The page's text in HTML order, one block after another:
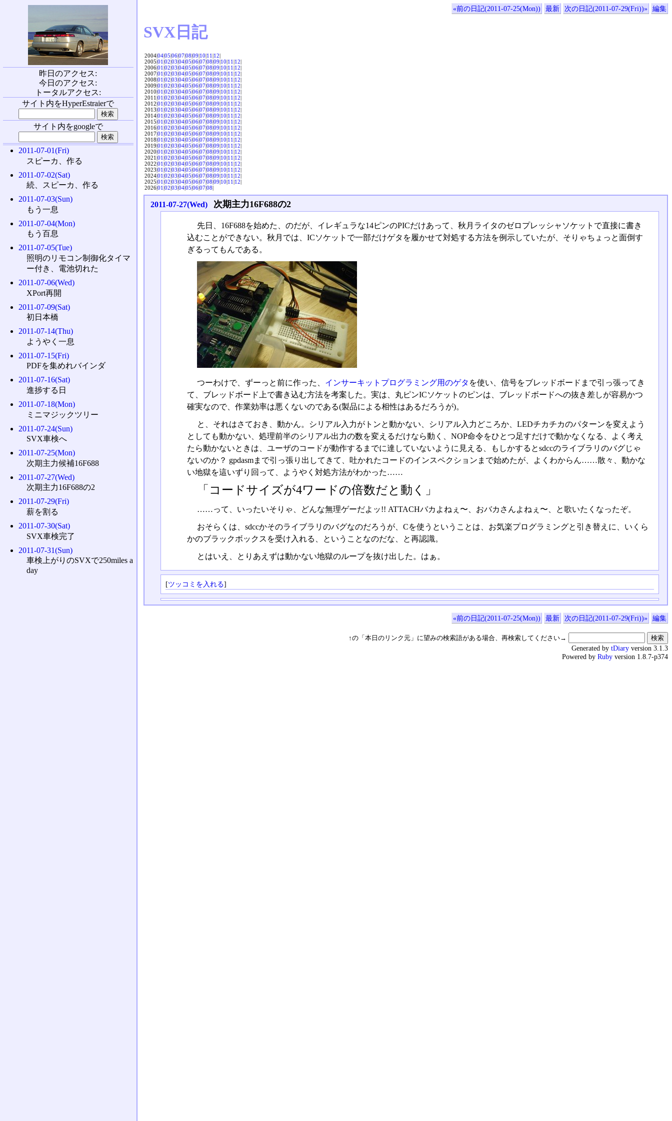
«前の日記(2011-07-25(Mon)) 最新 次の日記(2011-07-29(Fri))» 編集
SVX日記
2004|04|05|06|07|08|09|10|11|12|
2005|01|02|03|04|05|06|07|08|09|10|11|12|
2006|01|02|03|04|05|06|07|08|09|10|11|12|
2007|01|02|03|04|05|06|07|08|09|10|11|12|
2008|01|02|03|04|05|06|07|08|09|10|11|12|
2009|01|02|03|04|05|06|07|08|09|10|11|12|
2010|01|02|03|04|05|06|07|08|09|10|11|12|
2011|01|02|03|04|05|06|07|08|09|10|11|12|
2012|01|02|03|04|05|06|07|08|09|10|11|12|
2013|01|02|03|04|05|06|07|08|09|10|11|12|
2014|01|02|03|04|05|06|07|08|09|10|11|12|
2015|01|02|03|04|05|06|07|08|09|10|11|12|
2016|01|02|03|04|05|06|07|08|09|10|11|12|
2017|01|02|03|04|05|06|07|08|09|10|11|12|
2018|01|02|03|04|05|06|07|08|09|10|11|12|
2019|01|02|03|04|05|06|07|08|09|10|11|12|
2020|01|02|03|04|05|06|07|08|09|10|11|12|
2021|01|02|03|04|05|06|07|08|09|10|11|12|
2022|01|02|03|04|05|06|07|08|09|10|11|12|
2023|01|02|03|04|05|06|07|08|09|10|11|12|
2024|01|02|03|04|05|06|07|08|09|10|11|12|
2025|01|02|03|04|05|06|07|08|09|10|11|12|
2026|01|02|03|04|05|06|07|08|
2011-07-27(Wed) 次期主力16F688の2
先日、16F688を始めた、のだが、イレギュラな14ピンのPICだけあって、秋月ライタのゼロプレッシャソケットで直接に書き
込むことができない。秋月では、ICソケットで一部だけゲタを履かせて対処する方法を例示していたが、そりゃちょっと面倒す
ぎるってもんである。
つーわけで、ずーっと前に作った、 インサーキットプログラミング用のゲタ を使い、信号をブレッドボードまで引っ張ってき
て、ブレッドボード上で書き込む方法を考案した。実は、丸ピンICソケットのピンは、ブレッドボードへの抜き差しが容易かつ
確実なので、作業効率は悪くないのである(製品による相性はあるだろうが)。
と、それはさておき、動かん。シリアル入力がトンと動かない、シリアル入力どころか、LEDチカチカのパターンを変えよう
としても動かない、処理前半のシリアル出力の数を変えるだけなら動く、NOP命令をひとつ足すだけで動かなくなる、よく考え
たら動かないときは、ユーザのコードが動作するまでに達していないように見える、もしかするとsdccのライブラリのバグじゃ
ないのか？ gpdasmまで引っ張り出してきて、吐かれたコードのインスペクションまで始めたが、よくわからん……散々、動かな
い地獄を這いずり回って、ようやく対処方法がわかった……
「コードサイズが4ワードの倍数だと動く」
……って、いったいそりゃ、どんな無理ゲーだよッ!! ATTACHバカよねぇ〜、おバカさんよねぇ〜、と歌いたくなったぞ。
おそらくは、sdccかそのライブラリのバグなのだろうが、Cを使うということは、お気楽プログラミングと引き替えに、いくら
かのブラックボックスを受け入れる、ということなのだな、と再認識。
とはいえ、とりあえずは動かない地獄のループを抜け出した。はぁ。
[ツッコミを入れる]
«前の日記(2011-07-25(Mon)) 最新 次の日記(2011-07-29(Fri))» 編集
↑の「本日のリンク元」に望みの検索語がある場合、再検索してください→
昨日のアクセス:
今日のアクセス:
トータルアクセス:
サイト内をHyperEstraierで
サイト内をgoogleで
2011-07-01(Fri)
スピーカ、作る
2011-07-02(Sat)
続、スピーカ、作る
2011-07-03(Sun)
もう一息
2011-07-04(Mon)
もう百息
2011-07-05(Tue)
照明のリモコン制御化タイマ
ー付き、電池切れた
2011-07-06(Wed)
XPort再開
2011-07-09(Sat)
初日本橋
2011-07-14(Thu)
ようやく一息
2011-07-15(Fri)
PDFを集めれバインダ
2011-07-16(Sat)
進捗する日
2011-07-18(Mon)
ミニマジックツリー
2011-07-24(Sun)
SVX車検へ
2011-07-25(Mon)
次期主力候補16F688
2011-07-27(Wed)
次期主力16F688の2
2011-07-29(Fri)
薪を割る
2011-07-30(Sat)
SVX車検完了
2011-07-31(Sun)
車検上がりのSVXで250miles a
day
Generated by tDiary version 3.1.3
Powered by Ruby version 1.8.7-p374